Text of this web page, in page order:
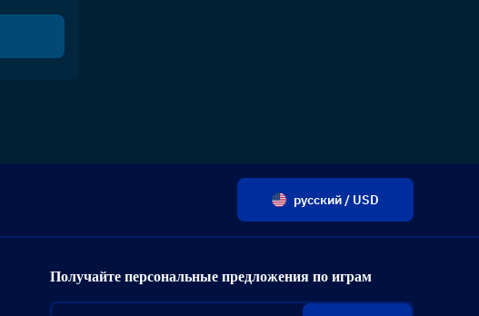
русский / USD
Получайте персональные предложения по играм